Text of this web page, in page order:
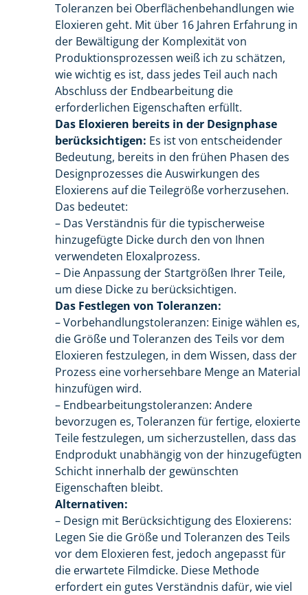
Toleranzen bei Oberflächenbehandlungen wie
Eloxieren geht. Mit über 16 Jahren Erfahrung in
der Bewältigung der Komplexität von
Produktionsprozessen weiß ich zu schätzen,
wie wichtig es ist, dass jedes Teil auch nach
Abschluss der Endbearbeitung die
erforderlichen Eigenschaften erfüllt.
Das Eloxieren bereits in der Designphase
berücksichtigen: Es ist von entscheidender
Bedeutung, bereits in den frühen Phasen des
Designprozesses die Auswirkungen des
Eloxierens auf die Teilegröße vorherzusehen.
Das bedeutet:
– Das Verständnis für die typischerweise
hinzugefügte Dicke durch den von Ihnen
verwendeten Eloxalprozess.
– Die Anpassung der Startgrößen Ihrer Teile,
um diese Dicke zu berücksichtigen.
Das Festlegen von Toleranzen:
– Vorbehandlungstoleranzen: Einige wählen es,
die Größe und Toleranzen des Teils vor dem
Eloxieren festzulegen, in dem Wissen, dass der
Prozess eine vorhersehbare Menge an Material
hinzufügen wird.
– Endbearbeitungstoleranzen: Andere
bevorzugen es, Toleranzen für fertige, eloxierte
Teile festzulegen, um sicherzustellen, dass das
Endprodukt unabhängig von der hinzugefügten
Schicht innerhalb der gewünschten
Eigenschaften bleibt.
Alternativen:
– Design mit Berücksichtigung des Eloxierens:
Legen Sie die Größe und Toleranzen des Teils
vor dem Eloxieren fest, jedoch angepasst für
die erwartete Filmdicke. Diese Methode
erfordert ein gutes Verständnis dafür, wie viel